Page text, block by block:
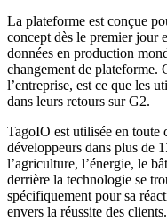
La plateforme est conçue
concept dès le premier jour
données en production
changement de plateforme.
l’entreprise, est ce que les
dans leurs retours sur G2.
TagoIO est utilisée en toute
développeurs dans plus de
l’agriculture, l’énergie, le
derrière la technologie se
spécifiquement pour sa
envers la réussite des clients.